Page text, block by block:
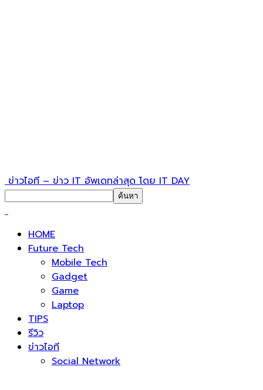
ข่าวไอที – ข่าว IT อัพเดทล่าสุด โดย IT DAY
HOME
Future Tech
Mobile Tech
Gadget
Game
Laptop
TIPS
รีวิว
ข่าวไอที
Social Network